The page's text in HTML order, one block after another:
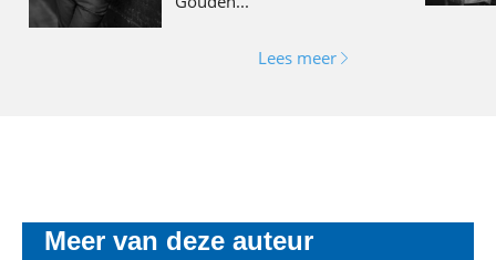
Lees meer
Meer van deze auteur